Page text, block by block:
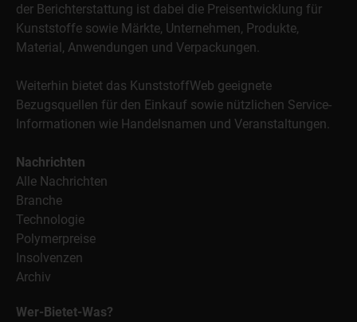
der Berichterstattung ist dabei die Preisentwicklung für
Kunststoffe sowie Märkte, Unternehmen, Produkte,
Material, Anwendungen und Verpackungen.
Weiterhin bietet das KunststoffWeb geeignete
Bezugsquellen für den Einkauf sowie nützlichen Service-
Informationen wie Handelsnamen und Veranstaltungen.
Nachrichten
Alle Nachrichten
Branche
Technologie
Polymerpreise
Insolvenzen
Archiv
Wer-Bietet-Was?